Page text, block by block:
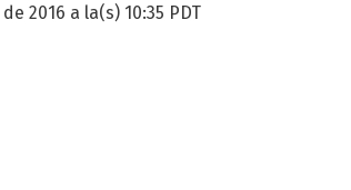
2016 a la(s) 10:35 PDT